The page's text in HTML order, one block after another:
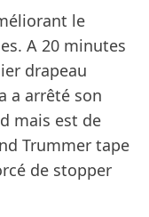
le
A 20 minutes
drapeau
a arrêté son
mais est de
Trummer tape
de stopper